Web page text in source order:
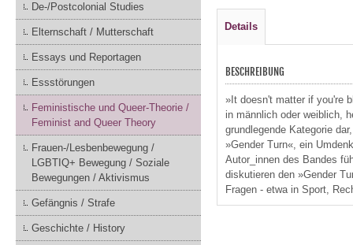
De-/Postcolonial Studies
Elternschaft / Mutterschaft
Essays und Reportagen
Essstörungen
Feministische und Queer-Theorie /
Feminist and Queer Theory
Frauen-/Lesbenbewegung /
LGBTIQ+ Bewegung / Soziale
Bewegungen / Aktivismus
Gefängnis / Strafe
Geschichte / History
Details
BESCHREIBUNG
»It doesn't matter if you're
in männlich oder weiblich,
grundlegende Kategorie
»Gender Turn«, ein
Autor_innen des Bandes
diskutieren den »Gender
Fragen - etwa in Sport,